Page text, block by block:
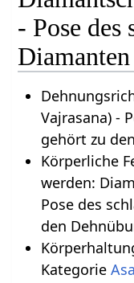
- Pose des
Diamanten
Vajrasana) -
gehört zu den
Körperliche
werden:
Pose des
den
Kategorie